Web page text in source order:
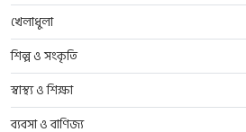
খেলাধুলা
শিল্প ও সংকৃতি
স্বাস্থ্য ও শিক্ষা
ব্যবসা ও বাণিজ্য